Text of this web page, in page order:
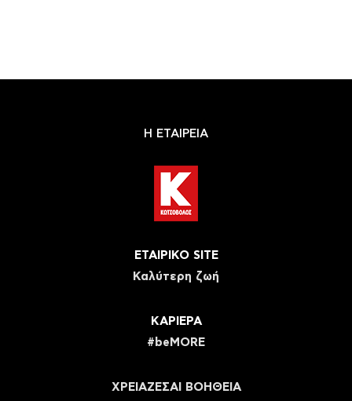
Η ΕΤΑΙΡΕΙΑ
ΕΤΑΙΡΙΚΟ SITE
Καλύτερη ζωή
ΚΑΡΙΕΡΑ
#beMORE
ΧΡΕΙΑΖΕΣΑΙ ΒΟΗΘΕΙΑ